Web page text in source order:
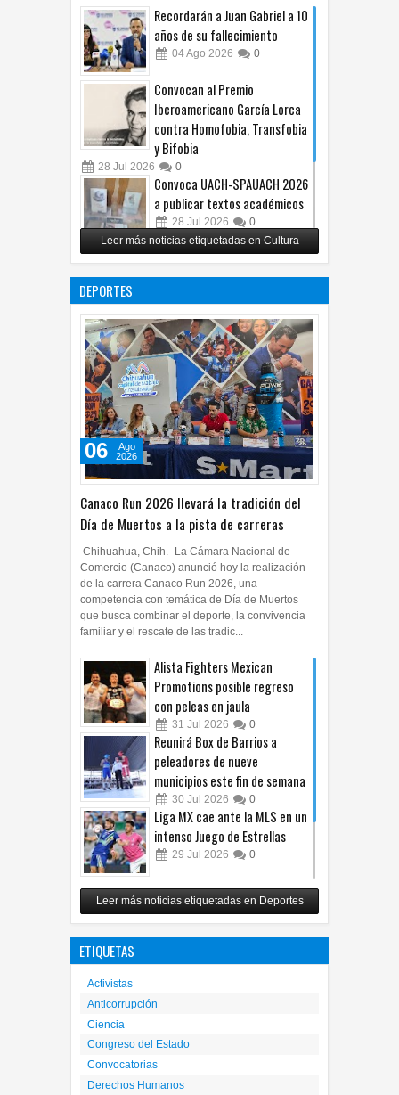
Recordarán a Juan Gabriel a 10
años de su fallecimiento
04Ago 2026 0
Convocan al Premio
Iberoamericano García Lorca
contra Homofobia, Transfobia
y Bifobia
28 Jul 2026 0
Convoca UACH-SPAUACH 2026
a publicar textos académicos
28 Jul 2026 0
Copian proyecto pictórico del
exalcalde Juan Blanco
Leer más noticias etiquetadas en Cultura
DEPORTES
Canaco Run 2026 llevará la tradición del
Día de Muertos a la pista de carreras
06
Ago
2026
Chihuahua, Chih.- La Cámara Nacional de
Comercio (Canaco) anunció hoy la realización
de la carrera Canaco Run 2026, una
competencia con temática de Día de Muertos
que busca combinar el deporte, la convivencia
familiar y el rescate de las tradic...
Alista Fighters Mexican
Promotions posible regreso
con peleas en jaula
31 Jul 2026 0
Reunirá Box de Barrios a
peleadores de nueve
municipios este fin de semana
30 Jul 2026 0
Liga MX cae ante la MLS en un
intenso Juego de Estrellas
29 Jul 2026 0
México vence 2-0 a Costa Rica
y avanza a cuartos del
Premundial Sub-20
Leer más noticias etiquetadas en Deportes
ETIQUETAS
Activistas
Anticorrupción
Ciencia
Congreso del Estado
Convocatorias
Derechos Humanos